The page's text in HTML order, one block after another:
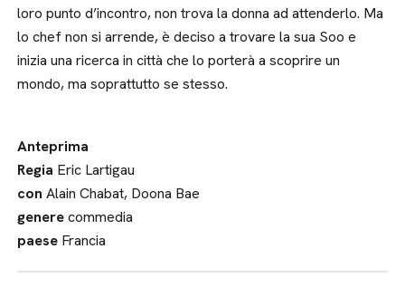
loro punto d’incontro, non trova la donna ad attenderlo. Ma
lo chef non si arrende, è deciso a trovare la sua Soo e
inizia una ricerca in città che lo porterà a scoprire un
mondo, ma soprattutto se stesso.
Anteprima
Regia Eric Lartigau
con Alain Chabat, Doona Bae
generecommedia
paese Francia